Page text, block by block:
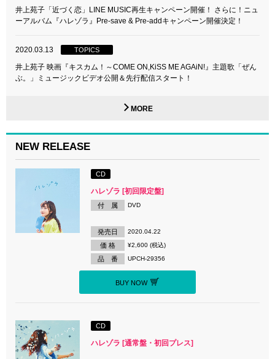
井上苑子「近づく恋」LINE MUSIC再生キャンペーン開催！ さらに！ニュ
ーアルバム『ハレゾラ』Pre-save & Pre-addキャンペーン開催決定！
2020.03.13 TOPICS
井上苑子 映画『キスカム！～COME ON,KiSS ME AGAiN!』主題歌「ぜん
ぶ。」ミュージックビデオ公開＆先行配信スタート！
MORE
NEW RELEASE
CD
ハレゾラ [初回限定盤]
付 属 DVD
発売日 2020.04.22
価 格 ¥2,600 (税込)
品 番 UPCH-29356
BUY NOW
CD
ハレゾラ [通常盤・初回プレス]